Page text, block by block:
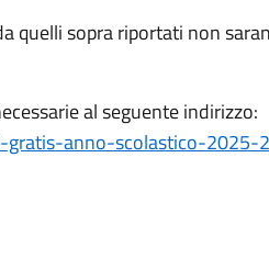
quelli sopra riportati non
al seguente indirizzo:
anno-scolastico-